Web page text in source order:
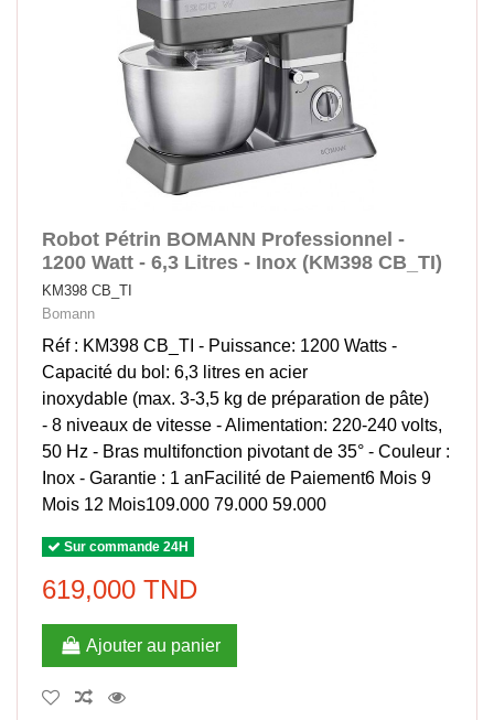
Robot Pétrin BOMANN Professionnel -
1200 Watt - 6,3 Litres - Inox (KM398 CB_TI)
KM398 CB_TI
Bomann
Réf : KM398 CB_TI - Puissance: 1200 Watts -
Capacité du bol: 6,3 litres en acier
inoxydable (max. 3-3,5 kg de préparation de pâte)
- 8 niveaux de vitesse - Alimentation: 220-240 volts,
50 Hz - Bras multifonction pivotant de 35° - Couleur :
Inox - Garantie : 1 anFacilité de Paiement6 Mois 9
Mois 12 Mois109.000 79.000 59.000
Sur commande 24H
619,000 TND
Ajouter au panier